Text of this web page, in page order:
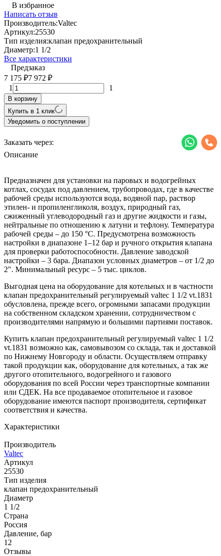
В избранное
Написать отзыв
Производитель:Valtec
Артикул:25530
Тип изделия:клапан предохранительный
Диаметр:1 1/2
Все характеристики
Предзаказ
7 175 ₽7 972 ₽
1 1
В корзину
Купить в 1 клик
Уведомить о поступлении
Заказать через:
Описание
Предназначен для установки на паровых и водогрейных
котлах, сосудах под давлением, трубопроводах, где в качестве
рабочей среды используются вода, водяной пар, раствор
этилен- и пропиленгликоля, воздух, природный газ,
сжиженный углеводородный газ и другие жидкости и газы,
нейтральные по отношению к латуни и тефлону. Температура
рабочей среды – до 150 °С. Предусмотрена возможность
настройки в диапазоне 1–12 бар и ручного открытия клапана
для проверки работоспособности. Давление заводской
настройки – 3 бара. Диапазон условных диаметров – от 1/2 до
2". Минимальный ресурс – 5 тыс. циклов.
Выгодная цена на оборудование для котельных и в частности
клапан предохранительный регулируемый valtec 1 1/2 vt.1831
обусловлена, прежде всего, огромными запасами продукции
на собственном складском хранении, сотрудничеством с
производителями напрямую и большими партиями поставок.
Купить клапан предохранительный регулируемый valtec 1 1/2
vt.1831 возможно как, самовывозом со склада, так и доставкой
по Нижнему Новгороду и области. Осуществляем отправку
такой продукции как, оборудование для котельных, а так же
другого отопительного, водогрейного и газового
оборудования по всей России через транспортные компании
или СДЕК. На все продаваемое отопительное и газовое
оборудование имеются паспорт производителя, сертификат
соответствия и качества.
Характеристики
Производитель
Valtec
Артикул
25530
Тип изделия
клапан предохранительный
Диаметр
1 1/2
Страна
Россия
Давление, бар
12
Отзывы